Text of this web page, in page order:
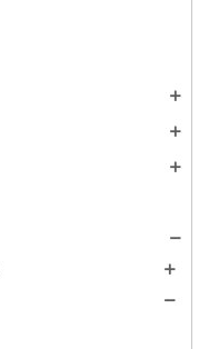
add
add
add
remove
add
remove